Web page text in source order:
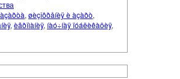
, øèçîôðåíèÿ è àçàðò,
, èãðîìàíèÿ, íàó÷íàÿ ïóáëèêàöèÿ,